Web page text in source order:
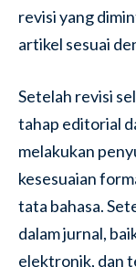
revisi yang
artikel sesuai
Setelah revisi
tahap editorial
melakukan
kesesuaian
tata bahasa.
dalam jurnal,
elektronik, dan